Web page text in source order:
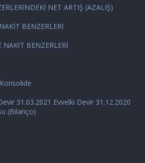
NET ARTIŞ (AZALIŞ)
BENZERLERİ
NAKİT BENZERLERİ
31.03.2021 Evvelki Devir 31.12.2020
(Bilanço)